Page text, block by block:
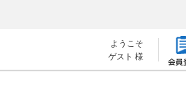
ようこそ
ゲスト 様